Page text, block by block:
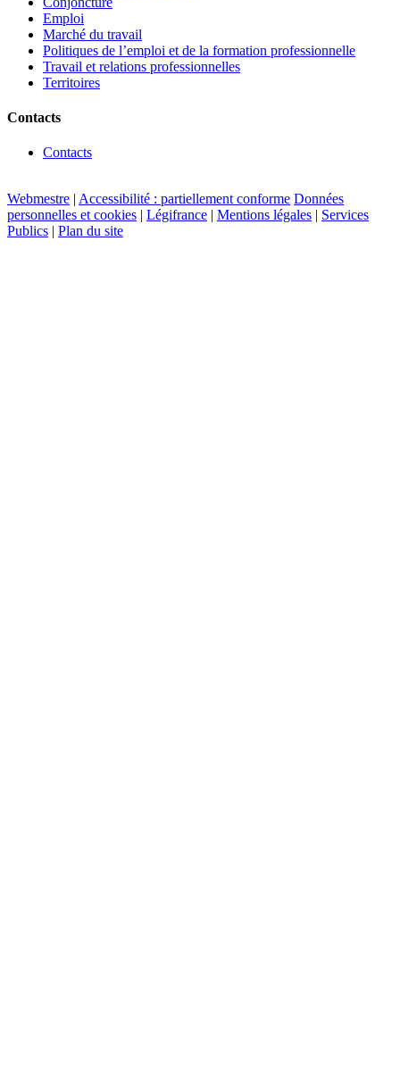
Emploi
Marché du travail
Politiques de l’emploi et de la formation professionnelle
Travail et relations professionnelles
Territoires
Contacts
Contacts
Webmestre | Accessibilité : partiellement conforme Données
personnelles et cookies | Légifrance | Mentions légales | Services
Publics | Plan du site